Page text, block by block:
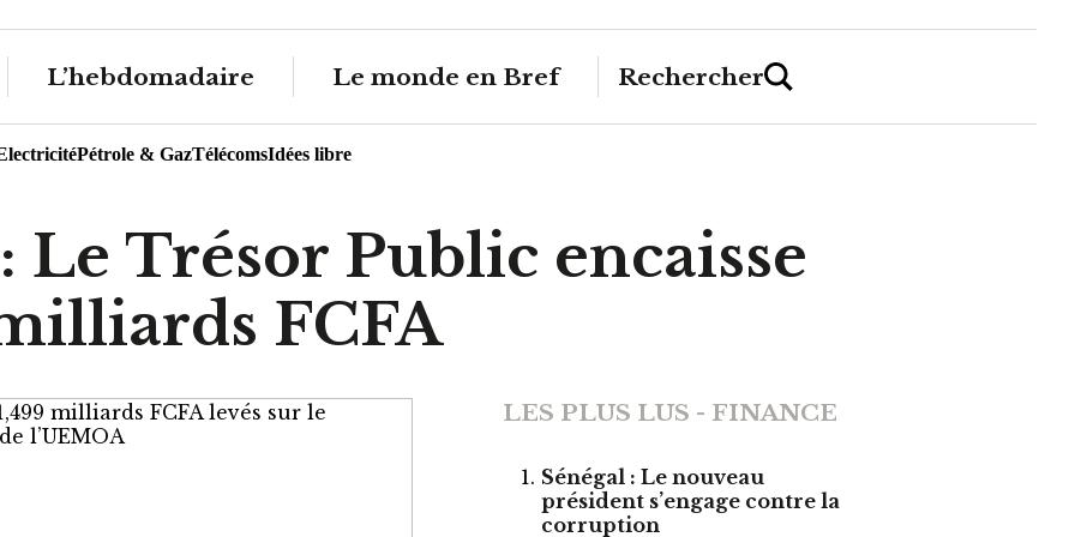
L’hebdomadaire Le monde en Bref Rechercher
Pétrole & GazTélécomsIdées libre
Le Trésor Public encaisse
FCFA
LES PLUS LUS - FINANCE
Sénégal : Le nouveau
président s’engage contre la
corruption